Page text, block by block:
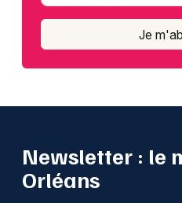
Je
Newsletter : le
Orléans